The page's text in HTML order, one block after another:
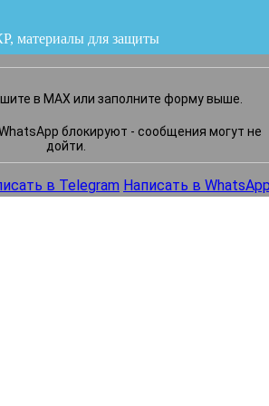
нам прямо сейчас
в MAX или заполните форму выше.
блокируют - сообщения могут не
дойти.
в Telegram Написать в